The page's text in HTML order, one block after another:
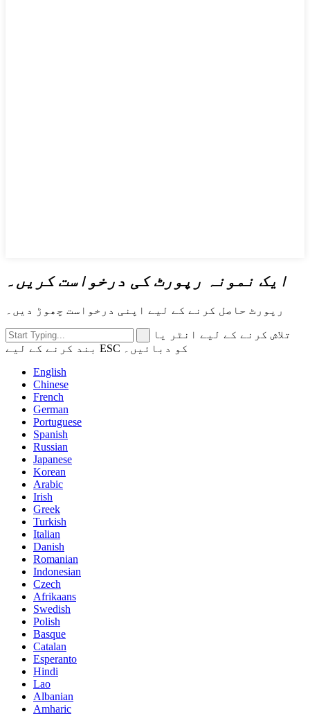
ایک نمونہ رپورٹ کی درخواست کریں۔
رپورٹ حاصل کرنے کے لیے اپنی درخواست چھوڑ دیں۔
تلاش کرنے کے لیے انٹر یا
بند کرنے کے لیے ESC کو دبائیں۔
English
Chinese
French
German
Portuguese
Spanish
Russian
Japanese
Korean
Arabic
Irish
Greek
Turkish
Italian
Danish
Romanian
Indonesian
Czech
Afrikaans
Swedish
Polish
Basque
Catalan
Esperanto
Hindi
Lao
Albanian
Amharic